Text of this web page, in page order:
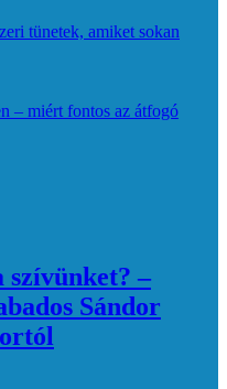
tünetek, amiket sokan
– miért fontos az átfogó
szívünket? –
Sándor